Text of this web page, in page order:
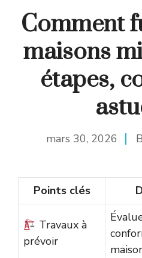
Comment
maisons
étapes,
mars 30, 2026
Points clés
Travaux à
prévoir